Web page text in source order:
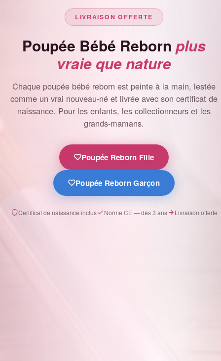
LIVRAISON OFFERTE
Poupée Bébé Reborn plus
vraie que nature
Chaque poupée bébé reborn est peinte à la main, lestée
comme un vrai nouveau-né et livrée avec son certificat de
naissance. Pour les enfants, les collectionneurs et les
grands-mamans.
Poupée Reborn Fille
Poupée Reborn Garçon
Certificat de naissance inclus Norme CE — dès 3 ans Livraison offerte